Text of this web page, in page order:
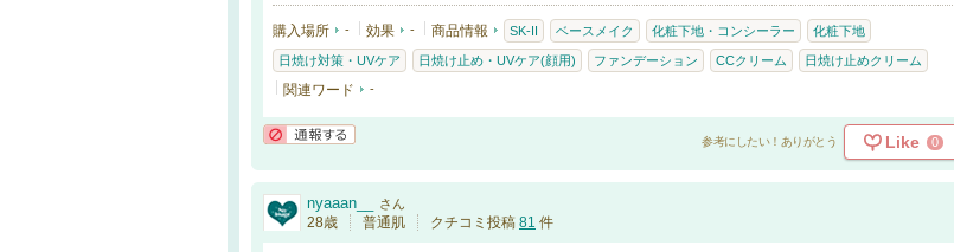
購入場所 - 効果 - 商品情報 SK-II ベースメイク 化粧下地・コンシーラー 化粧下地
日焼け対策・UVケア 日焼け止め・UVケア(顔用) ファンデーション CCクリーム 日焼け止めクリーム
関連ワード -
参考にしたい！ありがとう Like 0
nyaaan__ さん
28歳 普通肌 クチコミ投稿 81 件